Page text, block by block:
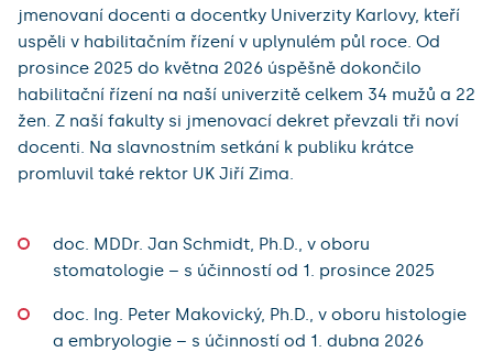
jmenovaní docenti a docentky Univerzity Karlovy, kteří
uspěli v habilitačním řízení v uplynulém půl roce. Od
prosince 2025 do května 2026 úspěšně dokončilo
habilitační řízení na naší univerzitě celkem 34 mužů a 22
žen. Z naší fakulty si jmenovací dekret převzali tři noví
docenti. Na slavnostním setkání k publiku krátce
promluvil také rektor UK Jiří Zima.
doc. MDDr. Jan Schmidt, Ph.D., v oboru
stomatologie – s účinností od 1. prosince 2025
doc. Ing. Peter Makovický, Ph.D., v oboru histologie
a embryologie – s účinností od 1. dubna 2026